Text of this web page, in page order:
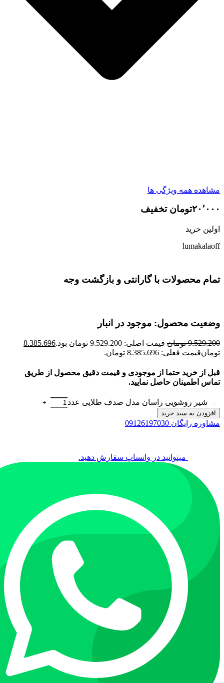
مشاهده همه ویژگی ها
۲۰٬۰۰۰تومان تخفیف
اولین خرید
lumakalaoff
تمام محصولات با گارانتی و بازگشت وجه
وضعیت محصول: موجود در انبار
9.529.200 تومان قیمت اصلی: 9.529.200 تومان بود.
8.385.696
تومانقیمت فعلی: 8.385.696 تومان.
قبل از خرید حتما از موجودی و قیمت دقیق محصول از طریق
تماس اطمینان حاصل نمایید.
شیر روشویی راسان مدل صدف طلایی عدد
افزودن به سبد خرید
مشاوره رایگان 09126197030
میتوانید در واتساپ سفارش دهید.